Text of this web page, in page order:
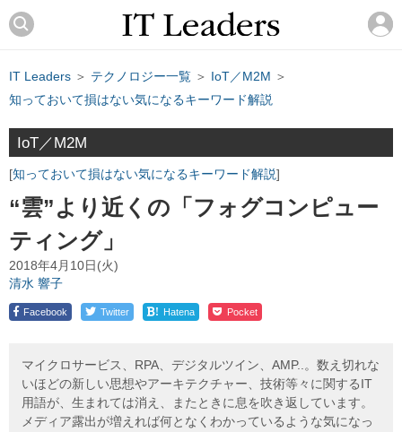
IT Leaders ＞ テクノロジー一覧 ＞ IoT／M2M ＞
知っておいて損はない気になるキーワード解説
IoT／M2M
知っておいて損はない気になるキーワード解説
“雲”より近くの「フォグコンピュー
ティング」
2018年4月10日(火)
清水 響子
Facebook Twitter ! Hatena Pocket
マイクロサービス、RPA、デジタルツイン、AMP..。数え切れな
いほどの新しい思想やアーキテクチャー、技術等々に関するIT
用語が、生まれては消え、またときに息を吹き返しています。
メディア露出が増えれば何となくわかっているような気になっ